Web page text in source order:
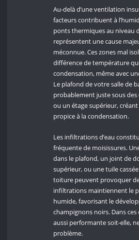
Au-delà d’une ventilation
facteurs contribuent à
ponts thermiques au niveau
représentent une cause
méconnue. Ces zones mal
différence de température
condensation, même avec
Le plafond de votre salle de
probablement juste sous des
ou un étage supérieur,
propice à la condensation.
Les infiltrations d’eau
fréquente de moisissures.
dans le plafond, un joint de
supérieur, ou une tuile
toiture peuvent provoquer
infiltrations maintiennent le
humide, favorisant le
champignons noirs. Dans ces
aussi performante soit-elle,
problème.